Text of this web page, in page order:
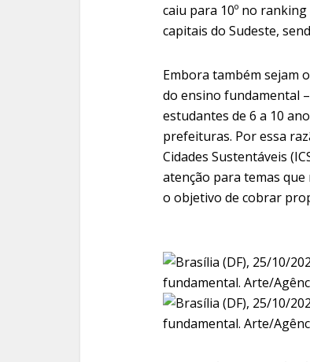
caiu para 10º no
capitais do Sudeste,
Embora também sejam
do ensino fundamental
estudantes de 6 a 10
prefeituras. Por essa
Cidades Sustentáveis
atenção para temas
o objetivo de cobrar